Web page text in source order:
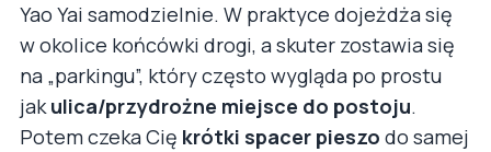
Yao Yai samodzielnie. W praktyce dojeżdża się
w okolice końcówki drogi, a skuter zostawia się
na „parkingu”, który często wygląda po prostu
jakulica/przydrożne miejsce do postoju.
Potem czeka Cię krótki spacer pieszo do samej